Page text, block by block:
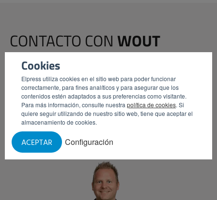
Cookies
Elpress utiliza cookies en el sitio web para poder funcionar
correctamente, para fines analíticos y para asegurar que los
contenidos estén adaptados a sus preferencias como visitante.
Para más información, consulte nuestra política de cookies. Si
quiere seguir utilizando de nuestro sitio web, tiene que aceptar el
almacenamiento de cookies.
Configuración
ACEPTAR
CONTACTO CON WOUT
¿Quisiera hablar con nosotros, totalmente libre de
compromiso, sobre los dispositivos prácticos que
ofrecemos? Estoy a su disposición para concertar una cita.
PROGRAMAR CITA LLÁMEME